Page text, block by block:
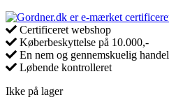
Certificeret webshop
Køberbeskyttelse på 10.000,-
En nem og gennemskuelig handel
Løbende kontrolleret
Ikke på lager